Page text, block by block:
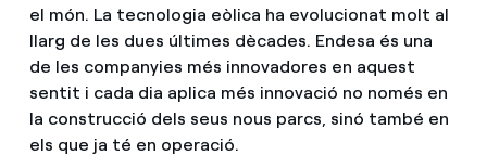
Gestiones diverses comunitats de propietaris?
el món. La tecnologia eòlica ha evolucionat molt al
llarg de les dues últimes dècades. Endesa és una
de les companyies més innovadores en aquest
sentit i cada dia aplica més innovació no només en
la construcció dels seus nous parcs, sinó també en
els que ja té en operació.